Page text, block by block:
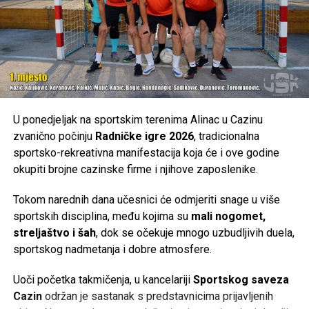
Tweet Share
Mail
U ponedjeljak na sportskim terenima Alinac u Cazinu
zvanično počinju Radničke igre 2026, tradicionalna
sportsko-rekreativna manifestacija koja će i ove godine
okupiti brojne cazinske firme i njihove zaposlenike.
Tokom narednih dana učesnici će odmjeriti snage u više
sportskih disciplina, među kojima su mali nogomet,
streljaštvo i šah, dok se očekuje mnogo uzbudljivih duela,
sportskog nadmetanja i dobre atmosfere.
Uoči početka takmičenja, u kancelariji Sportskog saveza
Cazinodržan je sastanak s predstavnicima prijavljenih